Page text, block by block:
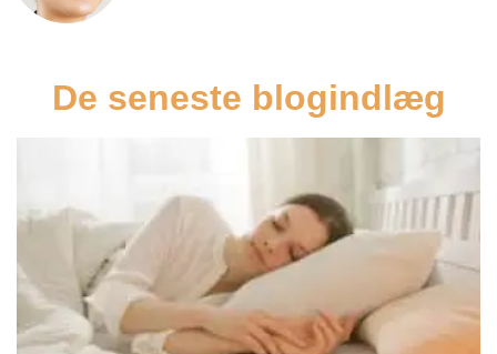
De seneste blogindlæg